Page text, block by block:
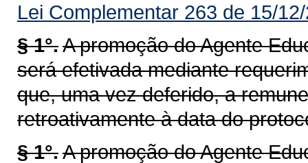
Lei Complementar 263 de 15/
§ 1°.A promoção do Agente
será efetivada mediante
que, uma vez deferido, a
retroativamente à data do
§ 1°.A promoção do Agente